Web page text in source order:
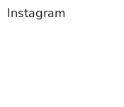
Instagram